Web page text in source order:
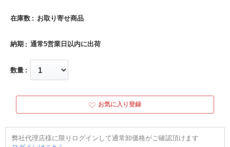
在庫数 お取り寄せ商品
納期 通常5営業日以内に出荷
数量
お気に入り登録
弊社代理店様に限りログインして通常卸価格がご確認頂けます